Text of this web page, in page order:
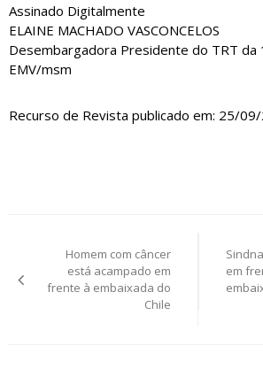
Assinado Digitalmente
ELAINE MACHADO VASCONCELOS
Desembargadora Presidente do TRT da
EMV/msm
Recurso de Revista publicado em: 25/
de
Homem com câncer
está acampado em
frente à embaixada do
Chile
em